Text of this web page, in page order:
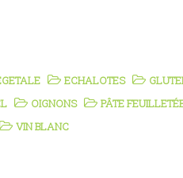
ECHALOTES
OIGNONS PÂTE
VIN BLANC